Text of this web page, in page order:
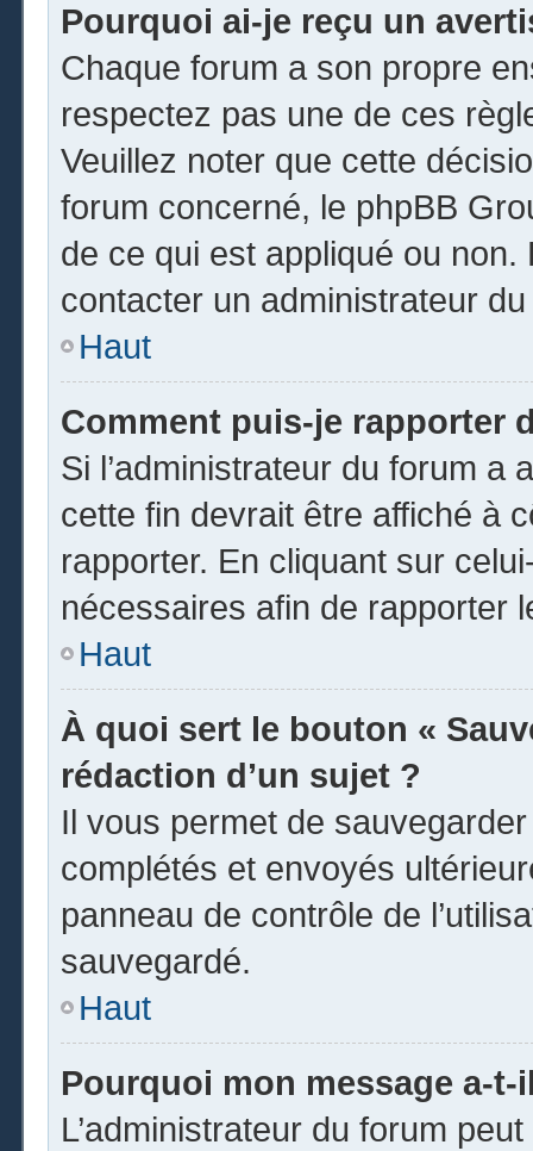
Pourquoi ai-je reçu un
Chaque forum a son propre
respectez pas une de ces
Veuillez noter que cette
forum concerné, le phpBB
de ce qui est appliqué ou non.
contacter un administrateur
Haut
Comment puis-je rapporter
Si l’administrateur du forum a
cette fin devrait être affiché à
rapporter. En cliquant sur
nécessaires afin de rapporter
Haut
À quoi sert le bouton «
rédaction d’un sujet ?
Il vous permet de
complétés et envoyés
panneau de contrôle de
sauvegardé.
Haut
Pourquoi mon message a-
L’administrateur du forum